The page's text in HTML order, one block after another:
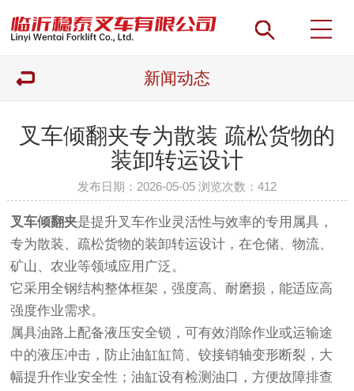
新闻动态
叉车倾翻夹专为散装 疏松货物的
装卸转运设计
发布日期：2026-05-05 浏览次数： 412
叉车倾翻夹是提升叉车作业灵活性与效率的专用属具，
专为散装、疏松货物的装卸转运设计，在仓储、物流、
矿山、农业等领域应用广泛。
它采用全钢结构整体框架，强度高、耐磨损，能适应高
强度作业需求。
属具油路上配备液压安全锁，可有效消除作业或运输途
中的液压冲击，防止油缸缸筒、铰接销轴变形断裂，大
幅提升作业安全性；油缸设有检测油口，方便故障排查